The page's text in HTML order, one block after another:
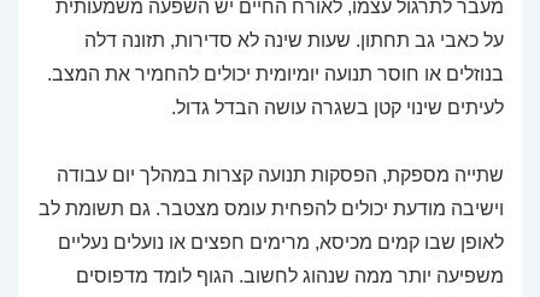
מעבר לתרגול עצמו, לאורח החיים יש השפעה משמעותית
על כאבי גב תחתון. שעות שינה לא סדירות, תזונה דלה
בנוזלים או חוסר תנועה יומיומית יכולים להחמיר את המצב.
לעיתים שינוי קטן בשגרה עושה הבדל גדול.
שתייה מספקת, הפסקות תנועה קצרות במהלך יום עבודה
וישיבה מודעת יכולים להפחית עומס מצטבר. גם תשומת לב
לאופן שבו קמים מכיסא, מרימים חפצים או נועלים נעליים
משפיעה יותר ממה שנהוג לחשוב. הגוף לומד מדפוסים